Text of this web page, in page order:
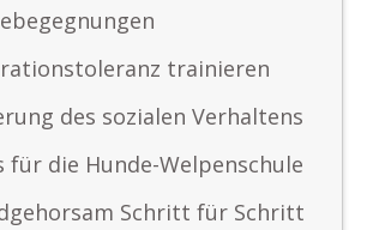
trainieren
des sozialen Verhaltens
für die Hunde-Welpenschule
Schritt für Schritt